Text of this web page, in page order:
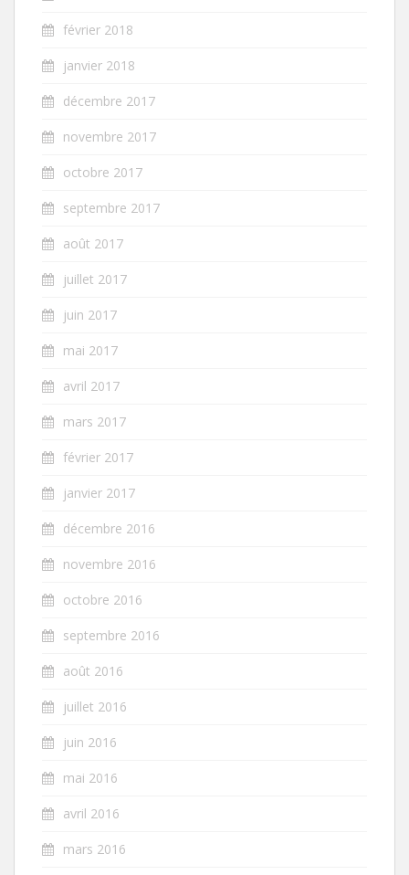
février 2018
janvier 2018
décembre 2017
novembre 2017
octobre 2017
septembre 2017
août 2017
juillet 2017
juin 2017
mai 2017
avril 2017
mars 2017
février 2017
janvier 2017
décembre 2016
novembre 2016
octobre 2016
septembre 2016
août 2016
juillet 2016
juin 2016
mai 2016
avril 2016
mars 2016